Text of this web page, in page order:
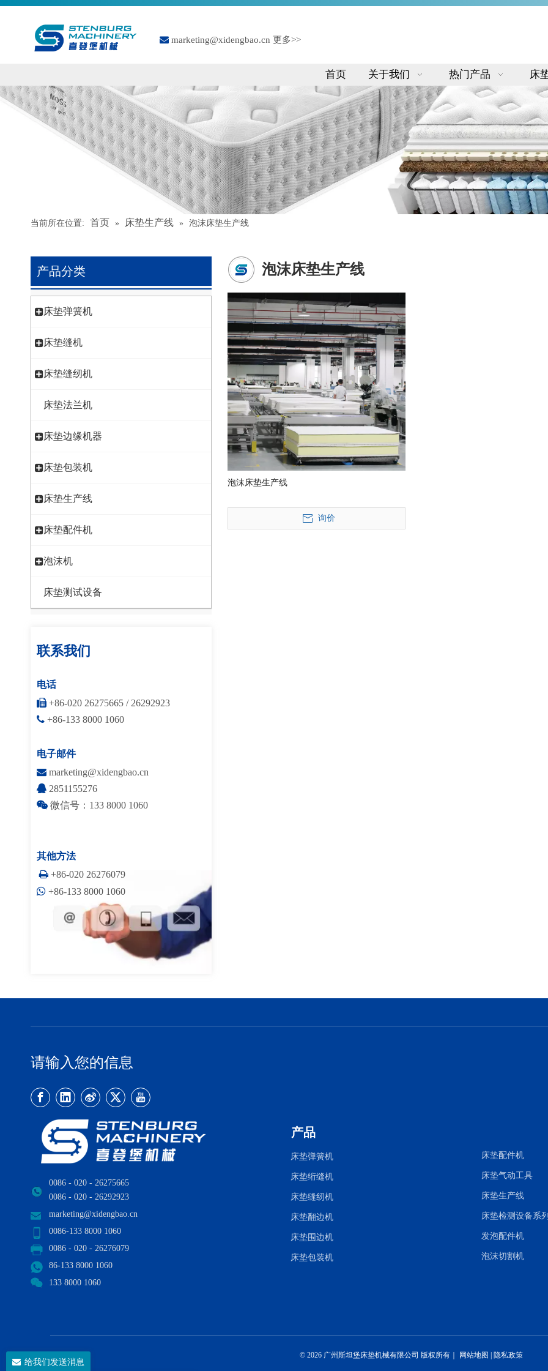
 marketing@xidengbao.cn 更多>>
首页 关于我们 热门产品 床
当前所在位置: 首页 » 床垫生产线 » 泡沫床垫生产线
产品分类
床垫弹簧机
床垫缝机
床垫缝纫机
床垫法兰机
床垫边缘机器
床垫包装机
床垫生产线
床垫配件机
泡沫机
床垫测试设备
联系我们
电话
 +86-020 26275665 / 26292923
 +86-133 8000 1060
电子邮件
 marketing@xidengbao.cn
 2851155276
 微信号：133 8000 1060
其他方法
 +86-020 26276079
 +86-133 8000 1060
泡沫床垫生产线
泡沫床垫生产线
询价
请输入您的信息
0086 - 020 - 26275665
0086 - 020 - 26292923
marketing@xidengbao.cn
0086-133 8000 1060
0086 - 020 - 26276079
86-133 8000 1060
133 8000 1060
产品
床垫弹簧机
床垫绗缝机
床垫缝纫机
床垫翻边机
床垫围边机
床垫包装机
给我们发送消息
床垫配件机
床垫气动工具
床垫生产线
床垫检测设备系列
发泡配件机
泡沫切割机
© 2026广州斯坦堡床垫机械有限公司 版权所有｜ 网站地图 隐私政策